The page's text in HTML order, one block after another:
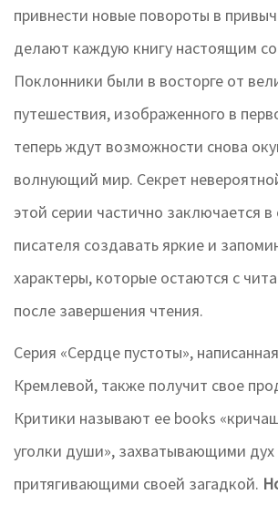
привнести новые повороты в
делают каждую книгу настоящим
Поклонники были в восторге от
путешествия, изображенного в
теперь ждут возможности снова
волнующий мир. Секрет
этой серии частично заключается в
писателя создавать яркие и
характеры, которые остаются с
после завершения чтения.
Серия «Сердце пустоты»,
Кремлевой, также получит свое
Критики называют ее books
уголки души», захватывающими дух
притягивающими своей загадкой.